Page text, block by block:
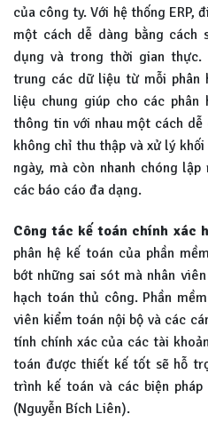
của công ty. Với hệ thống ERP,
một cách dễ dàng bằng cách
dụng và trong thời gian thực.
trung các dữ liệu từ mỗi phân
liệu chung giúp cho các
thông tin với nhau một cách dễ
không chỉ thu thập và xử lý
ngày, mà còn nhanh chóng
các báo cáo đa dạng.
Công tác kế toán chính xác
phân hệ kế toán của phần
bớt những sai sót mà nhân
hạch toán thủ công. Phần
viên kiểm toán nội bộ và các
tính chính xác của các tài
toán được thiết kế tốt sẽ hỗ
trình kế toán và các biện
(Nguyễn Bích Liên).